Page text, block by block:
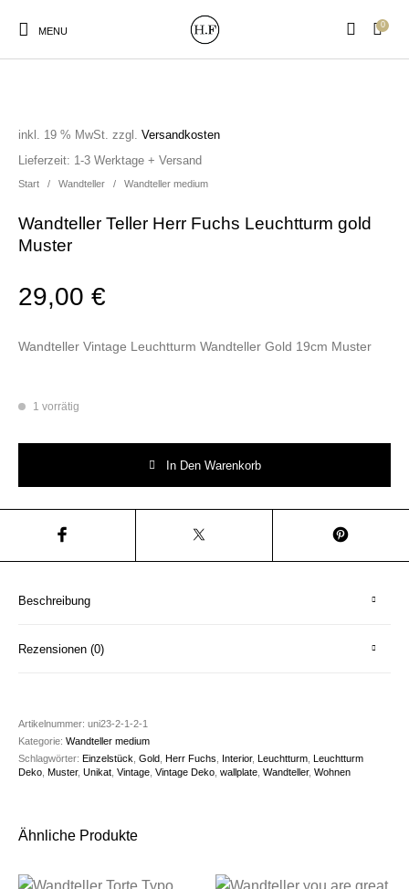
MENU
0
Gutscheine
Poster&Notizbücher
für den Kopf
Start / Wandteller / Wandteller medium
Wandteller Teller Herr Fuchs Leuchtturm gold
Muster
29,00€
inkl. 19 % MwSt. zzgl.Versandkosten
Wandteller Vintage Leuchtturm Wandteller Gold 19cm Muster
Lieferzeit: 1-3 Werktage + Versand
1 vorrätig
In Den Warenkorb
Beschreibung
Rezensionen (0)
Artikelnummer:uni23-2-1-2-1
Kategorie:Wandteller medium
Schlagwörter: Einzelstück,Gold, Herr Fuchs, Interior, Leuchtturm, Leuchtturm
Deko, Muster,Unikat,Vintage,Vintage Deko,wallplate,Wandteller,Wohnen
Ähnliche Produkte